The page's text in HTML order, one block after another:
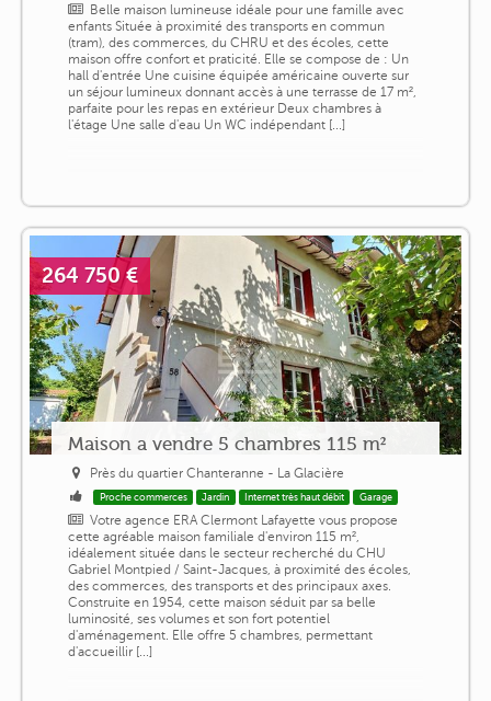
Belle maison lumineuse idéale pour une famille avec
enfants Située à proximité des transports en commun
(tram), des commerces, du CHRU et des écoles, cette
maison offre confort et praticité. Elle se compose de : Un
hall d'entrée Une cuisine équipée américaine ouverte sur
un séjour lumineux donnant accès à une terrasse de 17 m²,
parfaite pour les repas en extérieur Deux chambres à
l'étage Une salle d'eau Un WC indépendant [...]
264 750 €
Maison a vendre 5 chambres 115 m²
Près du quartier Chanteranne - La Glacière
Proche commerces Jardin Internet très haut débit Garage
Votre agence ERA Clermont Lafayette vous propose
cette agréable maison familiale d'environ 115 m²,
idéalement située dans le secteur recherché du CHU
Gabriel Montpied / Saint-Jacques, à proximité des écoles,
des commerces, des transports et des principaux axes.
Construite en 1954, cette maison séduit par sa belle
luminosité, ses volumes et son fort potentiel
d'aménagement. Elle offre 5 chambres, permettant
d'accueillir [...]